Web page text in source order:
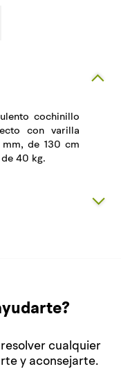
cochinillo
con varilla
mm, de 130 cm
40 kg.
cualquier
y aconsejarte.